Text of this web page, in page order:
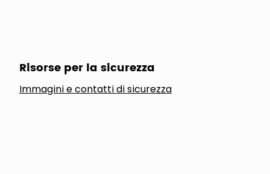
Risorse per la sicurezza
Immagini e contatti di sicurezza